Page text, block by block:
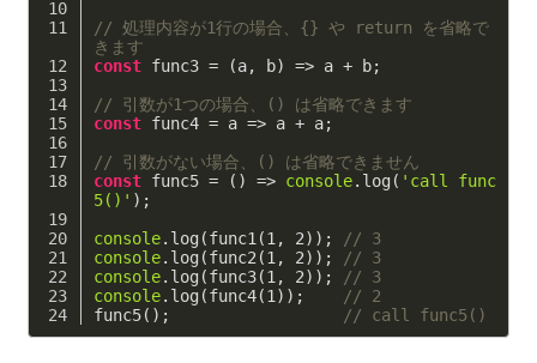
// 処理内容が1行の場合、{} や return を省略で
きます
const func3 = (a, b) => a + b;
// 引数が1つの場合、() は省略できます
const func4 = a => a + a;
// 引数がない場合、() は省略できません
const func5 = () => console.log( 'call func
5()' );
console.log(func1(1 , 2));
// 3
console.log(func2(1 , 2));
// 3
console.log(func3(1 , 2));
// 3
console.log(func4(1 ));
// 2
func5();
// call func5()